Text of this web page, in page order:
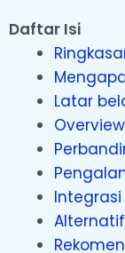
Daftar Isi
Latar
Integrasi
Alternatif